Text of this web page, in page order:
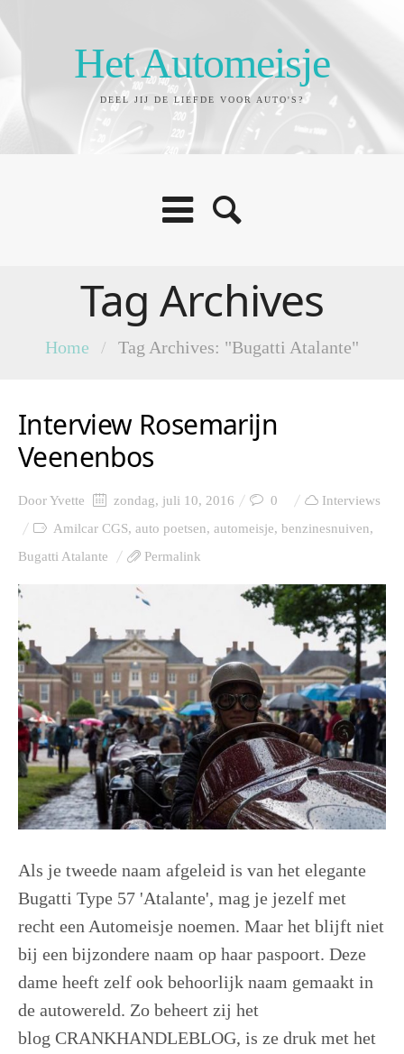
Het Automeisje
DEEL JIJ DE LIEFDE VOOR AUTO'S?
Tag Archives
Home / Tag Archives: "Bugatti Atalante"
Interview Rosemarijn
Veenenbos
DoorYvette zondag, juli 10, 2016 0
Interviews
Amilcar CGS, auto poetsen, automeisje, benzinesnuiven,
Bugatti Atalante
Permalink
Als je tweede naam afgeleid is van het elegante
Bugatti Type 57 'Atalante', mag je jezelf met
recht een Automeisje noemen. Maar het blijft niet
bij een bijzondere naam op haar paspoort. Deze
dame heeft zelf ook behoorlijk naam gemaakt in
de autowereld. Zo beheert zij het
blog CRANKHANDLEBLOG, is ze druk met het